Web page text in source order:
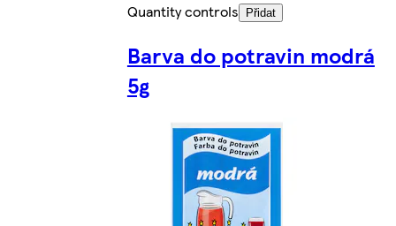
Quantity controls
Přidat
Barva do potravin modrá
5g